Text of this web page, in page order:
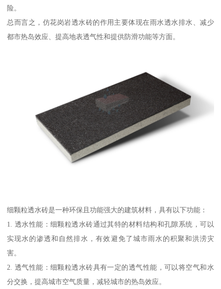
险。
总而言之，仿花岗岩透水砖的作用主要体现在雨水透水排水、减少
都市热岛效应、提高地表透气性和提供防滑功能等方面。
细颗粒透水砖是一种环保且功能强大的建筑材料，具有以下功能：
1. 透水性能：细颗粒透水砖通过其特的材料结构和孔隙系统，可以
实现水的渗透和自然排水，有效避免了城市雨水的积聚和洪涝灾
害。
2. 透气性能：细颗粒透水砖具有一定的透气性能，可以将空气和水
分交换，提高城市空气质量，减轻城市的热岛效应。